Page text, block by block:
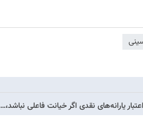
یارانه‌های نقدی اگر خیانت فاعلی نباشد،…